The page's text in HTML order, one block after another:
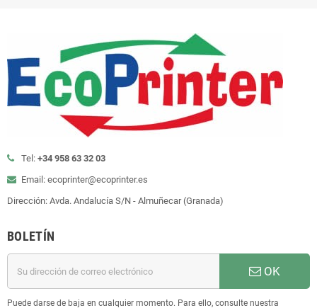
Tel: +34 958 63 32 03
Email: ecoprinter@ecoprinter.es
Dirección: Avda. Andalucía S/N - Almuñecar (Granada)
BOLETÍN
OK
Puede darse de baja en cualquier momento. Para ello, consulte nuestra